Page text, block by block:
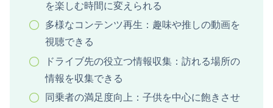
を楽しむ時間に変えられる
多様なコンテンツ再生：趣味や推しの動画を
視聴できる
ドライブ先の役立つ情報収集：訪れる場所の
情報を収集できる
同乗者の満足度向上：子供を中心に飽きさせ